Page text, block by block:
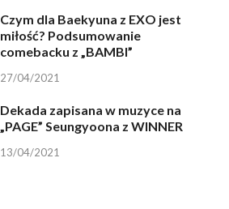
Czym dla Baekyuna z EXO jest
miłość? Podsumowanie
comebacku z „BAMBI”
27/04/2021
Dekada zapisana w muzyce na
„PAGE” Seungyoona z WINNER
13/04/2021